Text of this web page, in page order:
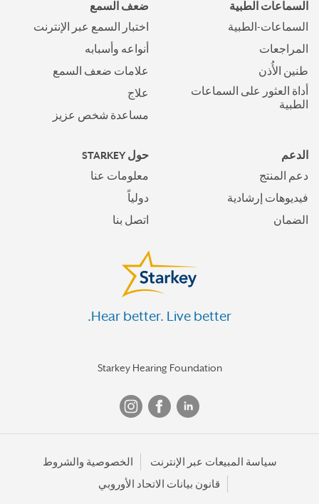
السماعات الطبية
السماعات-الطبية
المراجعات
طنين الأُذن
أداة العثور على السماعات
الطبية
ضعف السمع
اختبار السمع عبر الإنترنت
أنواعه وأسبابه
علامات ضعف السمع
علاج
مساعدة شخص عزيز
الدعم
دعم المنتج
فيديوهات إرشادية
الضمان
حول STARKEY
معلومات عنا
دولياً
اتصل بنا
Hear better. Live better.
Starkey Hearing Foundation
سياسة المبيعات عبر الإنترنت الخصوصية والشروط
قانون بيانات الاتحاد الأوروبي